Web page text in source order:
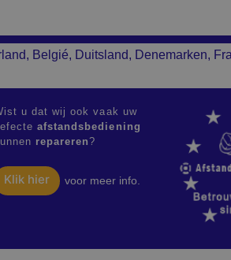
Belgié, Duitsland, Denemarken,
u dat wij ook vaak uw
afstandsbediening
repareren?
Klik hier voor meer info.